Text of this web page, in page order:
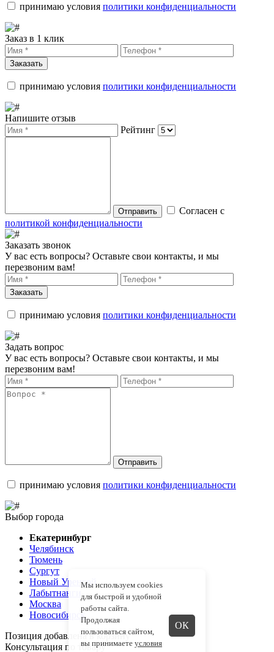
принимаю условия политики конфиденциальности
Заказ в 1 клик
Заказать
принимаю условия политики конфиденциальности
Напишите отзыв
Рейтинг
Отправить
Согласен с
политикой конфиденциальности
Заказать звонок
У вас есть вопросы? Оставьте свои контакты, и мы
перезвоним вам!
Заказать
принимаю условия политики конфиденциальности
Задать вопрос
У вас есть вопросы? Оставьте свои контакты, и мы
перезвоним вам!
Отправить
принимаю условия политики конфиденциальности
Выбор города
Екатеринбург
Челябинск
Тюмень
Сургут
Новый Уренгой
Лабытнанги
Москва
Новосибирск
Позиция добавлена в корзину
Консультация по товару
Мы используем cookies
для быстрой и удобной
работы сайта.
Продолжая
пользоваться сайтом,
вы принимаете условия
ОК